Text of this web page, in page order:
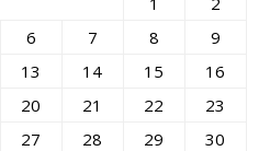
6 7 8
9
13 14 15
16
20 21 22
23
27 28 29
30